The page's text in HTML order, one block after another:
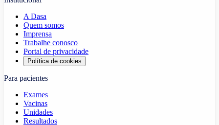
A Dasa
Quem somos
Imprensa
Trabalhe conosco
Portal de privacidade
Política de cookies
Para pacientes
Exames
Vacinas
Unidades
Resultados